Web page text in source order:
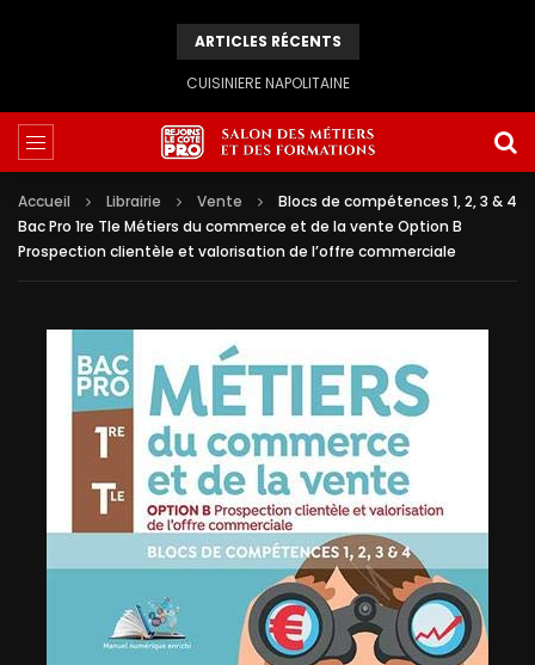
ARTICLES RÉCENTS
CUISINIERE NAPOLITAINE
Accueil Librairie Vente
Blocs de compétences 1, 2, 3 & 4
Bac Pro 1re Tle Métiers du commerce et de la vente Option B
Prospection clientèle et valorisation de l’offre commerciale